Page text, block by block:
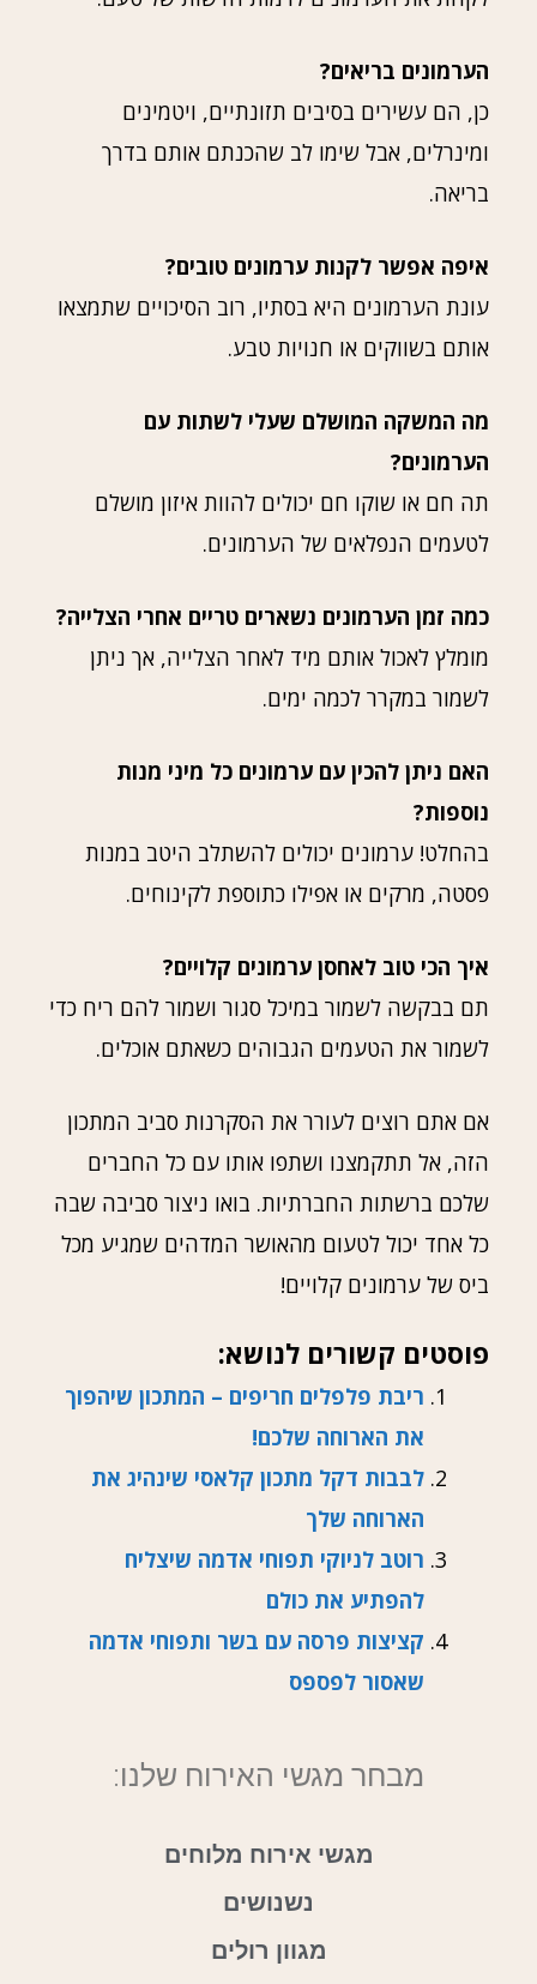
הערמונים בריאים?
כן, הם עשירים בסיבים תזונתיים, ויטמינים
ומינרלים, אבל שימו לב שהכנתם אותם בדרך
בריאה.
איפה אפשר לקנות ערמונים טובים?
עונת הערמונים היא בסתיו, רוב הסיכויים שתמצאו
אותם בשווקים או חנויות טבע.
מה המשקה המושלם שעלי לשתות עם
הערמונים?
תה חם או שוקו חם יכולים להוות איזון מושלם
לטעמים הנפלאים של הערמונים.
כמה זמן הערמונים נשארים טריים אחרי הצלייה?
מומלץ לאכול אותם מיד לאחר הצלייה, אך ניתן
לשמור במקרר לכמה ימים.
האם ניתן להכין עם ערמונים כל מיני מנות
נוספות?
בהחלט! ערמונים יכולים להשתלב היטב במנות
פסטה, מרקים או אפילו כתוספת לקינוחים.
איך הכי טוב לאחסן ערמונים קלויים?
תם בבקשה לשמור במיכל סגור ושמור להם ריח כדי
לשמור את הטעמים הגבוהים כשאתם אוכלים.
אם אתם רוצים לעורר את הסקרנות סביב המתכון
הזה, אל תתקמצנו ושתפו אותו עם כל החברים
שלכם ברשתות החברתיות. בואו ניצור סביבה שבה
כל אחד יכול לטעום מהאושר המדהים שמגיע מכל
ביס של ערמונים קלויים!
פוסטים קשורים לנושא:
ריבת פלפלים חריפים – המתכון שיהפוך
את הארוחה שלכם!
לבבות דקל מתכון קלאסי שינהיג את
הארוחה שלך
רוטב לניוקי תפוחי אדמה שיצליח
להפתיע את כולם
קציצות פרסה עם בשר ותפוחי אדמה
שאסור לפספס
מבחר מגשי האירוח שלנו:
מגשי אירוח מלוחים
נשנושים
מגוון רולים